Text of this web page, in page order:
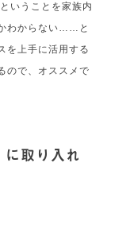
いうことを家族内
わからない……と
を上手に活用する
ので、オススメで
取り入れ